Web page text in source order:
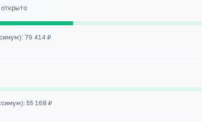
открыто
79 414 ₽
55 168 ₽